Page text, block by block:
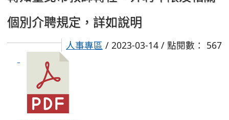
個別介聘規定，詳如說明
人事專區 / 2023-03-14 / 點閱數： 567